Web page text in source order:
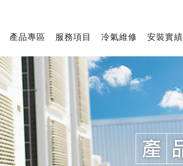
產品專區 服務項目 冷氣維修 安裝實績